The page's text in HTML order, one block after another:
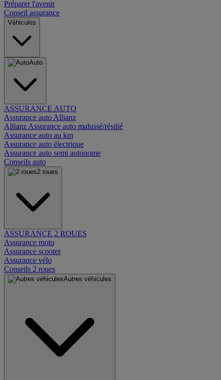
Préparer l'avenir
Conseil assurance
Véhicules
Auto
ASSURANCE AUTO
Assurance auto Allianz
Allianz Assurance auto malussé/résilié
Assurance auto au km
Assurance auto électrique
Assurance auto semi autonome
Conseils auto
2 roues
ASSURANCE 2 ROUES
Assurance moto
Assurance scooter
Assurance vélo
Conseils 2 roues
Autres véhicules